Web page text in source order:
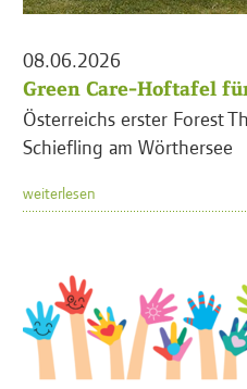
08.06.2026
Green Care-Hoftafel
Österreichs erster Forest
Schiefling am Wörthersee
weiterlesen